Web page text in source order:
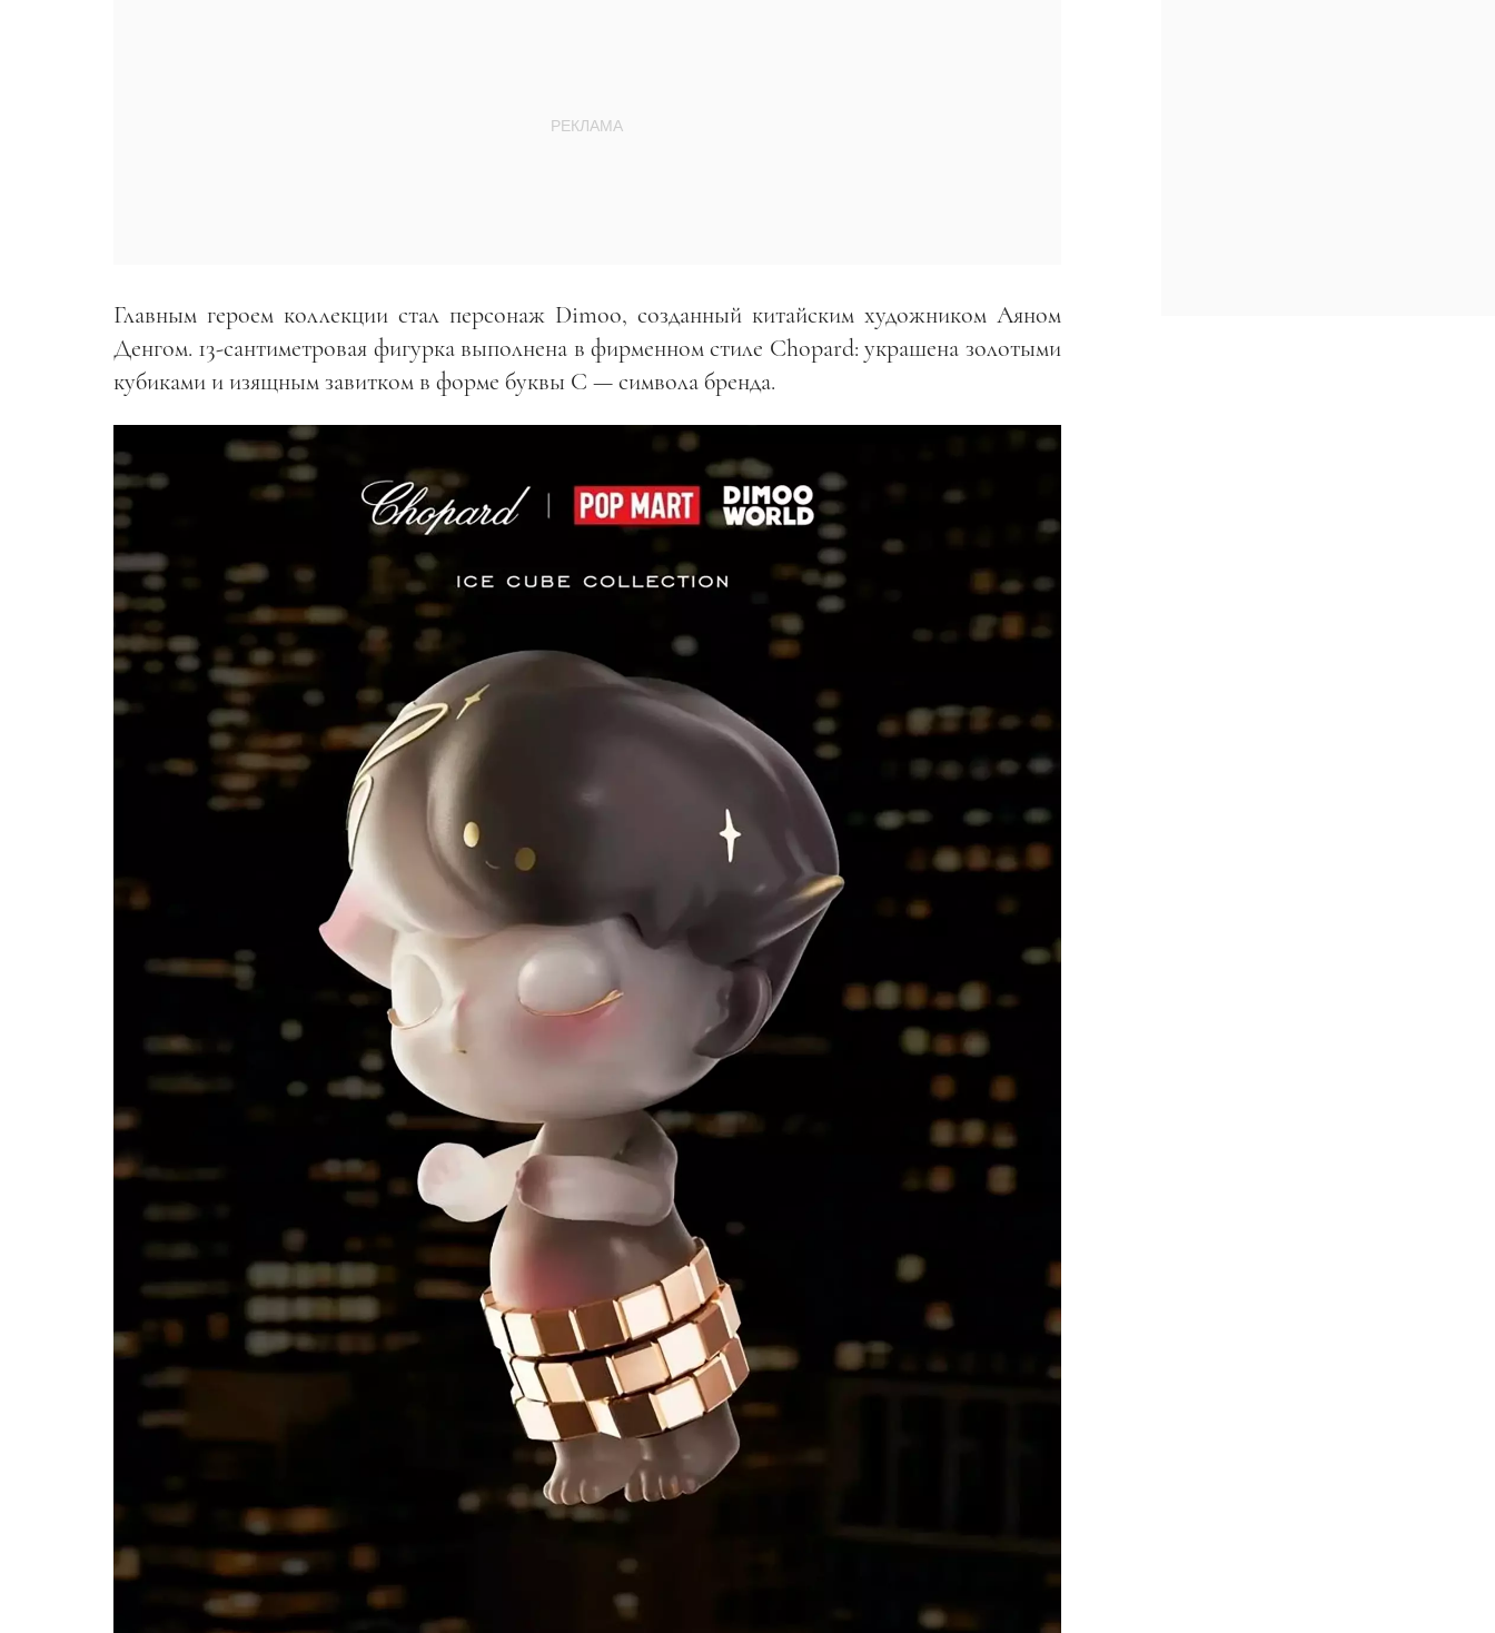
Главным героем коллекции стал персонаж Dimoo, созданный китайским художником Аяном
Денгом. 13-сантиметровая фигурка выполнена в фирменном стиле Chopard: украшена золотыми
кубиками и изящным завитком в форме буквы С — символа бренда.